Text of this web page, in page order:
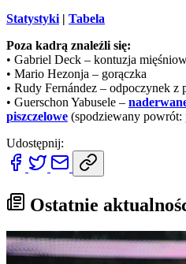
Statystyki | Tabela
Poza kadrą znaleźli się:
• Gabriel Deck – kontuzja
• Mario Hezonja – gorączka
• Rudy Fernández – odpoczynek
• Guerschon Yabusele –
piszczelowe (spodziewany powrót:
Udostępnij:
Ostatnie